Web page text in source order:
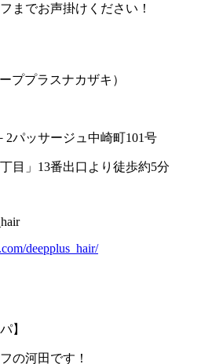
までお声掛けください！
ーププラスナカザキ）
2パッサージュ中崎町101号
目」 13番出口より徒歩約5分
deepplus_hair/
】
の河田です！